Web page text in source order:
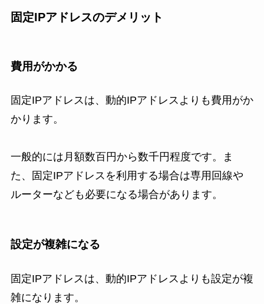
固定IPアドレスのデメリット
費用がかかる
固定IPアドレスは、動的IPアドレスよりも費用がか
かります。
一般的には月額数百円から数千円程度です。ま
た、固定IPアドレスを利用する場合は専用回線や
ルーターなども必要になる場合があります。
設定が複雑になる
固定IPアドレスは、動的IPアドレスよりも設定が複
雑になります。